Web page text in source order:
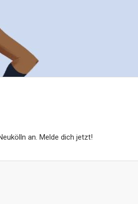
an. Melde dich jetzt!